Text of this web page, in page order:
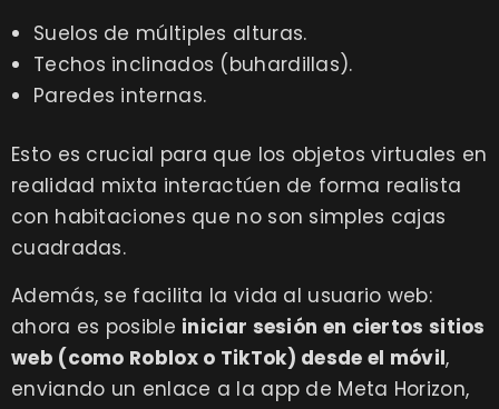
Suelos de múltiples alturas.
Techos inclinados (buhardillas).
Paredes internas.
Esto es crucial para que los objetos virtuales en
realidad mixta interactúen de forma realista
con habitaciones que no son simples cajas
cuadradas.
Además, se facilita la vida al usuario web:
ahora es posible iniciar sesión en ciertos sitios
web (como Roblox o TikTok) desde el móvil,
enviando un enlace a la app de Meta Horizon,